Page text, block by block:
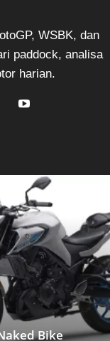
WSBK, dan
paddock, analisa
harian.
Bike